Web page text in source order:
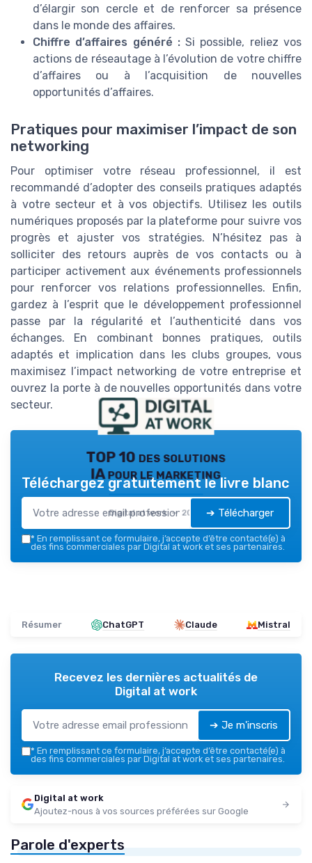
d’élargir son cercle et de renforcer sa présence
dans le monde des affaires.
Chiffre d’affaires généré :Si possible, reliez vos
actions de réseautage à l’évolution de votre chiffre
d’affaires ou à l’acquisition de nouvelles
opportunités d’affaires.
Pratiques pour maximiser l’impact de son
networking
Pour optimiser votre réseau professionnel, il est
recommandé d’adopter des conseils pratiques adaptés
à votre secteur et à vos objectifs. Utilisez les outils
numériques proposés par la plateforme pour suivre vos
progrès et ajuster vos stratégies. N’hésitez pas à
solliciter des retours auprès de vos contacts ou à
participer activement aux événements professionnels
pour renforcer vos relations professionnelles. Enfin,
gardez à l’esprit que le développement professionnel
passe par la régularité et l’authenticité dans vos
échanges. En combinant bonnes pratiques, outils
adaptés et implication dans les clubs groupes, vous
maximisez l’impact networking de votre entreprise et
ouvrez la porte à de nouvelles opportunités dans votre
secteur.
TOP 10 des solutions
IA pour le marketing
Digital at work — 2026
Téléchargez gratuitement le livre blanc
➔ Télécharger
* En remplissant ce formulaire, j’accepte d’être contacté(e) à
des fins commerciales par Digital at work et ses partenaires.
Résumer ChatGPT Claude Mistral
Recevez les dernières actualités de
Digital at work
➔ Je m'inscris
* En remplissant ce formulaire, j’accepte d’être contacté(e) à
des fins commerciales par Digital at work et ses partenaires.
Digital at work
Ajoutez-nous à vos sources préférées sur Google
Parole d'experts